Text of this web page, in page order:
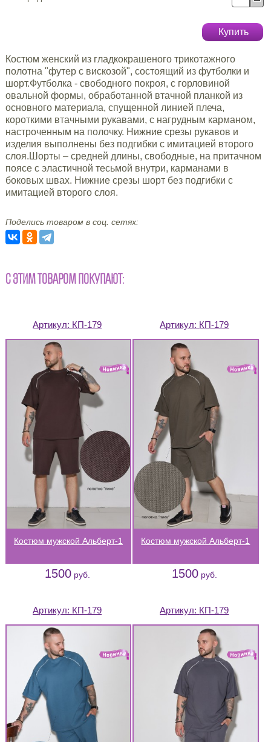
Купить
Костюм женский из гладкокрашеного трикотажного
полотна "футер с вискозой", состоящий из футболки и
шорт.Футболка - свободного покроя, с горловиной
овальной формы, обработанной втачной планкой из
основного материала, спущенной линией плеча,
короткими втачными рукавами, с нагрудным карманом,
настроченным на полочку. Нижние срезы рукавов и
изделия выполнены без подгибки с имитацией второго
слоя.Шорты – средней длины, свободные, на притачном
поясе с эластичной тесьмой внутри, карманами в
боковых швах. Нижние срезы шорт без подгибки с
имитацией второго слоя.
Поделись товаром в соц. сетях:
С ЭТИМ ТОВАРОМ ПОКУПАЮТ:
Артикул: КП-179
Костюм мужской Альберт-1
1500руб.
Артикул: КП-179
Костюм мужской Альберт-1
1500руб.
Артикул: КП-179 Артикул: КП-179